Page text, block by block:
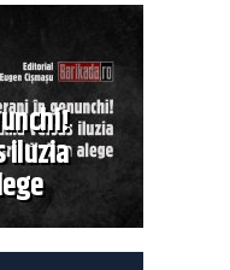
iluzia